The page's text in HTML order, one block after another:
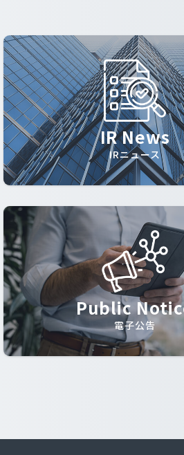
IR News
IRニュース
Public
電子公告